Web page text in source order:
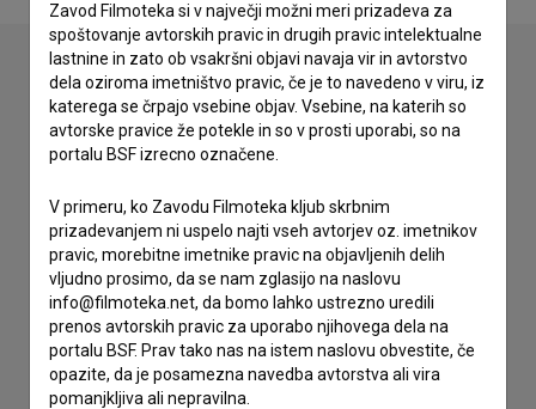
Stik z uredništvom
Spoštovani, s pomočjo spodnjega obrazca lahko stopite v
odzivov.
imam vprašanje
prijavljam napako
želim dodati podatke
drugo
Zavod Filmoteka si v največji možni meri prizadeva za
spoštovanje avtorskih pravic in drugih pravic intelektualne
lastnine in zato ob vsakršni objavi navaja vir in avtorstvo
dela oziroma imetništvo pravic, če je to navedeno v viru, iz
katerega se črpajo vsebine objav. Vsebine, na katerih so
avtorske pravice že potekle in so v prosti uporabi, so na
portalu BSF izrecno označene.
V primeru, ko Zavodu Filmoteka kljub skrbnim
prizadevanjem ni uspelo najti vseh avtorjev oz. imetnikov
pravic, morebitne imetnike pravic na objavljenih delih
vljudno prosimo, da se nam zglasijo na naslovu
info@filmoteka.net, da bomo lahko ustrezno uredili
prenos avtorskih pravic za uporabo njihovega dela na
portalu BSF. Prav tako nas na istem naslovu obvestite, če
opazite, da je posamezna navedba avtorstva ali vira
pomanjkljiva ali nepravilna.